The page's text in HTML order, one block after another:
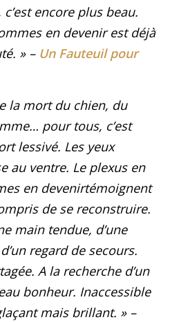
encore plus beau.
en devenir est déjà
» – Un Fauteuil pour
la mort du chien, du
pour tous, c’est
lessivé. Les yeux
au ventre. Le plexus en
en devenirtémoignent
de se reconstruire.
main tendue, d’une
regard de secours.
A la recherche d’un
bonheur. Inaccessible
mais brillant. » –